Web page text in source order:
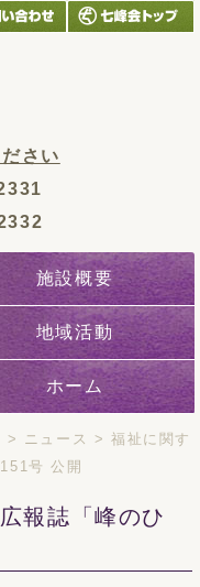
さい
施設概要
地域活動
ホーム
> ニュース >福祉に関す
号 公開
報誌「峰のひ